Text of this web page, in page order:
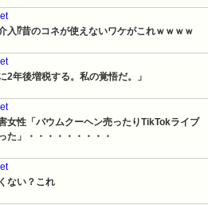
入⁉昔のコネが使えないワケがこれｗｗｗｗ
2年後増税する。私の覚悟だ。」
女性「バウムクーヘン売ったりTikTokライブ
た」・・・・・・・・・
ない？これ